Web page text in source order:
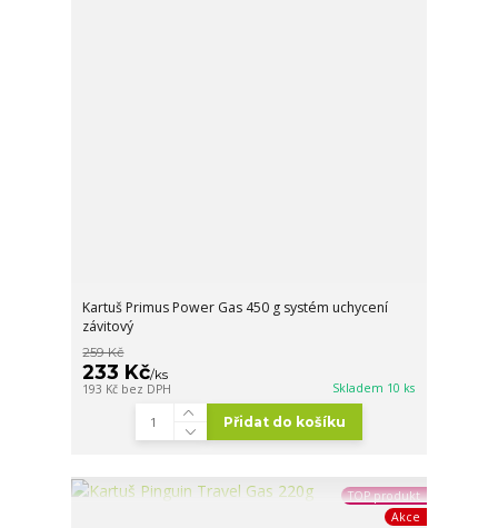
Kartuš Primus Power Gas 450 g systém uchycení
závitový
259 Kč
233 Kč/ks
193 Kč bez DPH Skladem 10 ks
Přidat do košíku
TOP produkt
Akce